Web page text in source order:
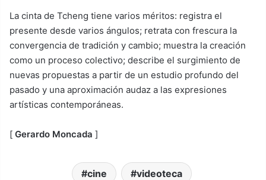
La cinta de Tcheng tiene varios méritos: registra el
presente desde varios ángulos; retrata con frescura la
convergencia de tradición y cambio; muestra la creación
como un proceso colectivo; describe el surgimiento de
nuevas propuestas a partir de un estudio profundo del
pasado y una aproximación audaz a las expresiones
artísticas contemporáneas.
[ Gerardo Moncada ]
cine videoteca